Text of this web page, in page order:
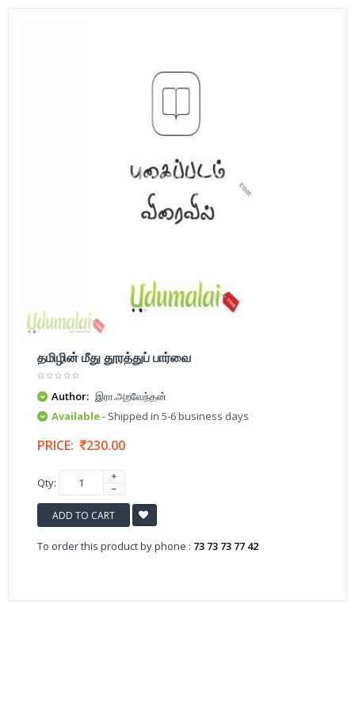
தமிழின் மீது தூரத்துப் பார்வை
Author: இரா.அறவேந்தன்
Available- Shipped in 5-6 business days
PRICE: 230.00
Qty:
ADD TO CART
To order this product by phone : 73 73 73 77 42